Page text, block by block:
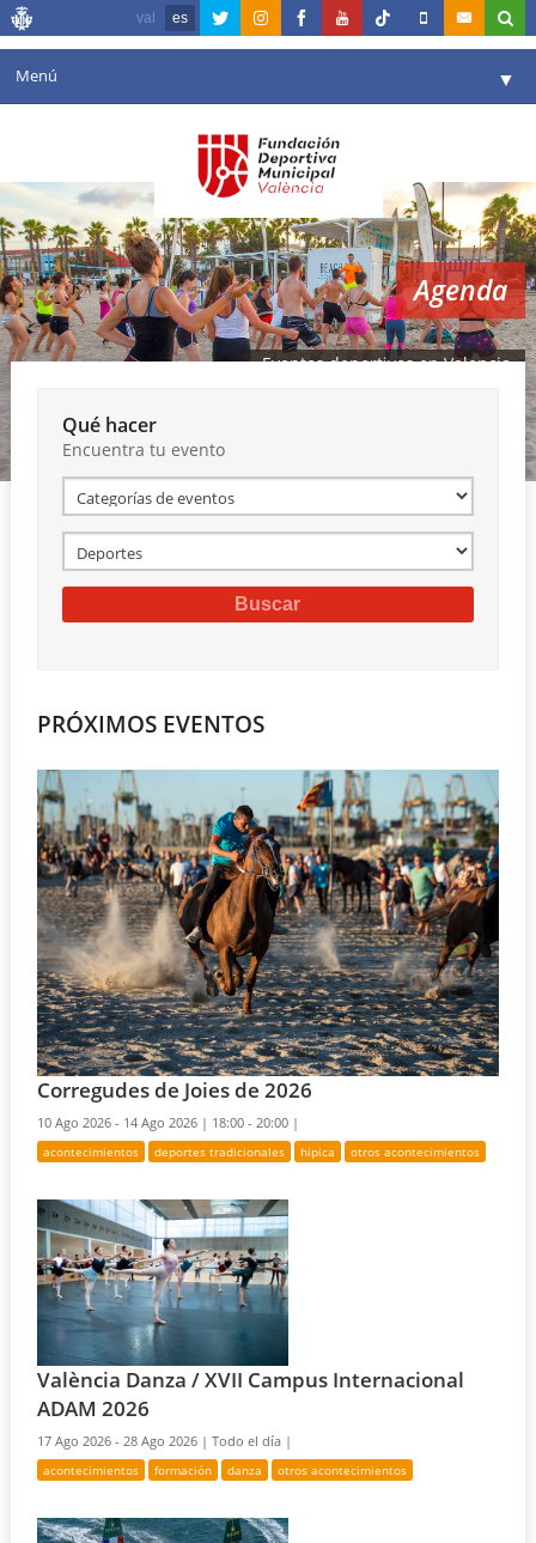
val es
Menú ▼
Agenda
Instalaciones ▼
Comunicación ▼
Valencia en deporte ▼
Reservas
Agenda
Eventos deportivos en Valencia
Qué hacer
Encuentra tu evento
PRÓXIMOS EVENTOS
Corregudes de Joies de 2026
10 Ago 2026 - 14 Ago 2026 | 18:00 - 20:00 |
acontecimientos deportes tradicionales hipica otros acontecimientos
València Danza / XVII Campus Internacional
ADAM 2026
17 Ago 2026 - 28 Ago 2026 |Todo el día |
acontecimientos formación danza otros acontecimientos